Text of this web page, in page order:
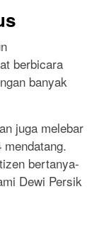
berbicara
banyak
juga melebar
bertanya-
Dewi Persik